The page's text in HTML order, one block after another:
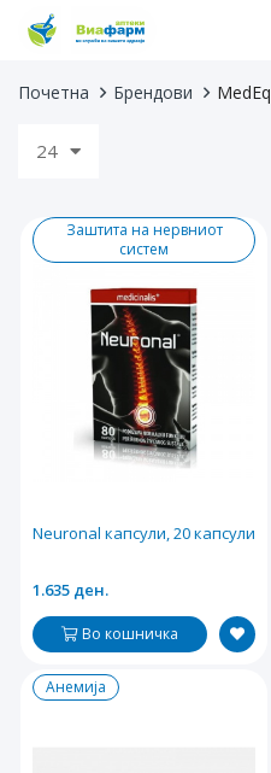
Почетна Брендови MedEq
24
Заштита на нервниот
систем
Neuronal капсули, 20 капсули
1.635 ден.
Во кошничка
Анемија